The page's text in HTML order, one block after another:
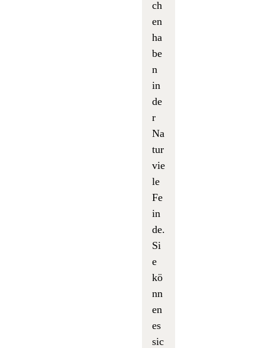
ch
en
ha
be
n
in
de
r
Na
tur
vie
le
Fe
in
de.
Si
e
kö
nn
en
es
sic